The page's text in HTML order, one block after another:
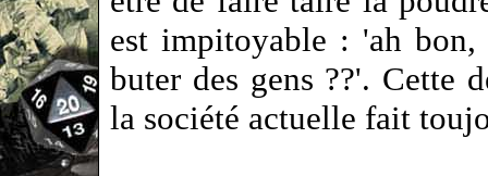
est impitoyable : 'ah bon,
buter des gens ??'. Cette
la société actuelle fait